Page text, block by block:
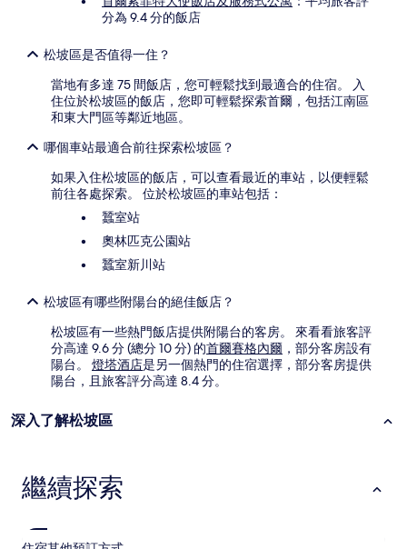
分為 9.4 分的飯店
松坡區是否值得一住？
當地有多達 75 間飯店，您可輕鬆找到最適合的住宿。 入
住位於松坡區的飯店，您即可輕鬆探索首爾，包括江南區
和東大門區等鄰近地區。
哪個車站最適合前往探索松坡區？
如果入住松坡區的飯店，可以查看最近的車站，以便輕鬆
前往各處探索。 位於松坡區的車站包括：
蠶室站
奧林匹克公園站
蠶室新川站
松坡區有哪些附陽台的絕佳飯店？
松坡區有一些熱門飯店提供附陽台的客房。 來看看旅客評
分高達 9.6 分 (總分 10 分) 的首爾賽格內爾 ，部分客房設有
陽台。 燈塔酒店是另一個熱門的住宿選擇，部分客房提供
陽台，且旅客評分高達 8.4 分。
深入了解松坡區
繼續探索